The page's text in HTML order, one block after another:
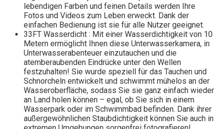
lebendigen Farben und feinen Details werden Ihre
Fotos und Videos zum Leben erweckt. Dank der
einfachen Bedienung ist sie für alle Nutzer geeignet.
33FT Wasserdicht : Mit einer Wasserdichtigkeit von 10
Metern ermöglicht Ihnen diese Unterwasserkamera, in
Unterwasserabenteuer einzutauchen und die
atemberaubenden Eindrücke unter den Wellen
festzuhalten! Sie wurde speziell für das Tauchen und
Schnorcheln entwickelt und schwimmt mühelos an der
Wasseroberfläche, sodass Sie sie ganz einfach wieder
an Land holen können – egal, ob Sie sich in einem
Wasserpark oder im Schwimmbad befinden. Dank ihrer
außergewöhnlichen Staubdichtigkeit können Sie auch in